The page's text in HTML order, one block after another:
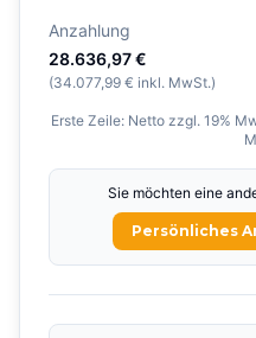
Anzahlung
28.636,97 €
(34.077,99 € inkl. MwSt.)
Erste Zeile: Netto zzgl. 19%
Sie möchten eine
Persönliches